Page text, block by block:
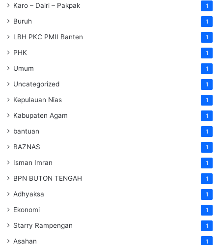
Karo – Dairi – Pakpak 1
Buruh 1
LBH PKC PMII Banten 1
PHK 1
Umum 1
Uncategorized 1
Kepulauan Nias 1
Kabupaten Agam 1
bantuan 1
BAZNAS 1
Isman Imran 1
BPN BUTON TENGAH 1
Adhyaksa 1
Ekonomi 1
Starry Rampengan 1
Asahan 1